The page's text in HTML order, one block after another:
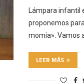
Lámpara infantil
proponemos
momia». Vamos
LEER MÁS